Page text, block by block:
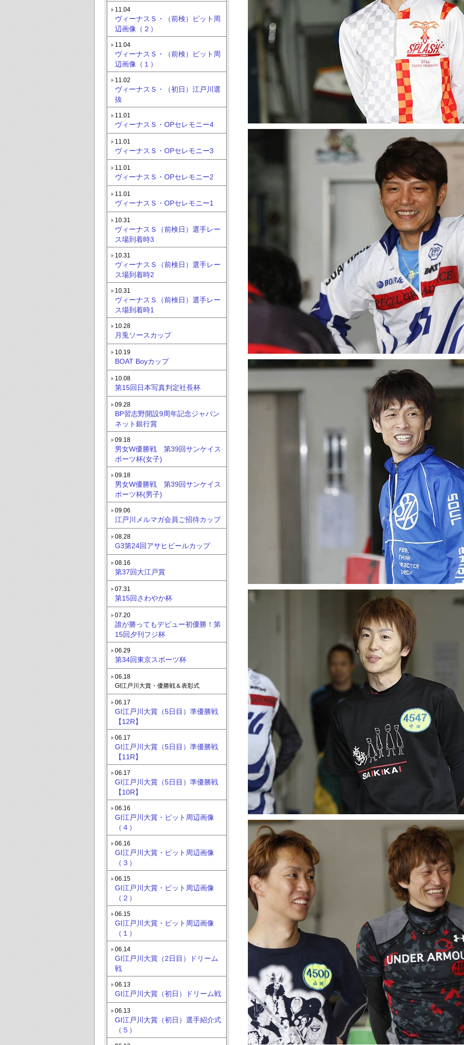
11.04
ヴィーナスＳ・（前検）ピット周
辺画像（２）
11.04
ヴィーナスＳ・（前検）ピット周
辺画像（１）
11.02
ヴィーナスＳ・（初日）江戸川選
抜
11.01
ヴィーナスＳ・OPセレモニー4
11.01
ヴィーナスＳ・OPセレモニー3
11.01
ヴィーナスＳ・OPセレモニー2
11.01
ヴィーナスＳ・OPセレモニー1
10.31
ヴィーナスＳ（前検日）選手レー
ス場到着時3
10.31
ヴィーナスＳ（前検日）選手レー
ス場到着時2
10.31
ヴィーナスＳ（前検日）選手レー
ス場到着時1
10.28
月兎ソースカップ
10.19
BOAT Boyカップ
10.08
第15回日本写真判定社長杯
09.28
BP習志野開設9周年記念ジャパン
ネット銀行賞
09.18
男女W優勝戦 第39回サンケイス
ポーツ杯(女子)
09.18
男女W優勝戦 第39回サンケイス
ポーツ杯(男子)
09.06
江戸川メルマガ会員ご招待カップ
08.28
G3第24回アサヒビールカップ
08.16
第37回大江戸賞
07.31
第15回さわやか杯
07.20
誰が勝ってもデビュー初優勝！第
15回夕刊フジ杯
06.29
第34回東京スポーツ杯
06.18
GI江戸川大賞・優勝戦＆表彰式
06.17
GI江戸川大賞（5日目）準優勝戦
【12R】
06.17
GI江戸川大賞（5日目）準優勝戦
【11R】
06.17
GI江戸川大賞（5日目）準優勝戦
【10R】
06.16
GI江戸川大賞・ピット周辺画像
（４）
06.16
GI江戸川大賞・ピット周辺画像
（３）
06.15
GI江戸川大賞・ピット周辺画像
（２）
06.15
GI江戸川大賞・ピット周辺画像
（１）
06.14
GI江戸川大賞（2日目）ドリーム
戦
06.13
GI江戸川大賞（初日）ドリーム戦
06.13
GI江戸川大賞（初日）選手紹介式
（５）